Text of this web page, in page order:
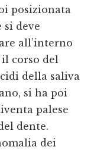
posizionata
si deve
all’interno
il corso del
della saliva
si ha poi
palese
dente.
dei